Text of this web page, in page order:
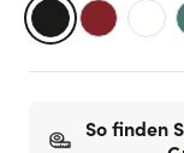
So finden